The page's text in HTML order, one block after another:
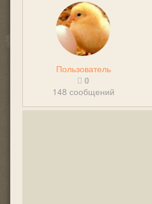
Пользователь
0
148 сообщений